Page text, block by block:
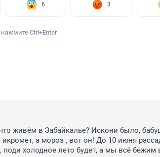
6 3
Ctrl+Enter
живём в Забайкалье? Искони было,
икромет, а мороз , вот он! До 10 июня
холодное лето будет, а мы всё бежим